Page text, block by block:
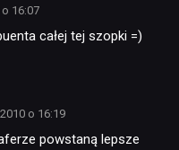
16:07
całej tej szopki =)
o 16:19
powstaną lepsze